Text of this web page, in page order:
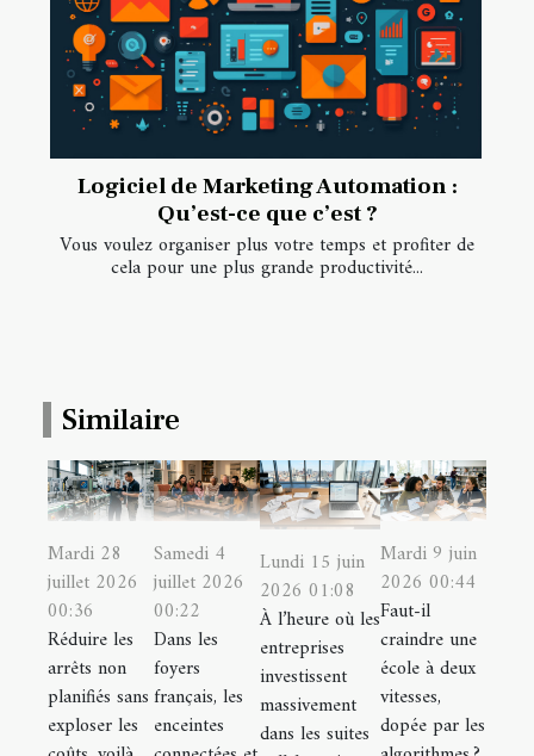
Logiciel de Marketing Automation :
Qu’est-ce que c’est ?
Vous voulez organiser plus votre temps et profiter de
cela pour une plus grande productivité...
Similaire
Mardi 28
juillet 2026
00:36
Réduire les
arrêts non
planifiés sans
exploser les
Samedi 4
juillet 2026
00:22
Dans les
foyers
français, les
enceintes
Lundi 15 juin
2026 01:08
À l’heure où les
entreprises
investissent
massivement
dans les suites
Mardi 9 juin
2026 00:44
Faut-il
craindre une
école à deux
vitesses,
dopée par les